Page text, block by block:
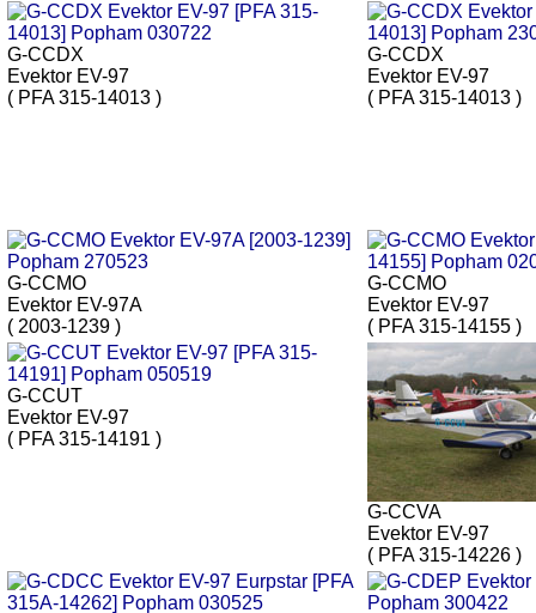
G-CCDX
Evektor EV-97
( PFA 315-14013 )
G-CCDX
Evektor EV-97
( PFA 315-14013 )
G-CCMO
Evektor EV-97A
( 2003-1239 )
G-CCMO
Evektor EV-97
( PFA 315-14155 )
G-CCUT
Evektor EV-97
( PFA 315-14191 )
G-CCVA
Evektor EV-97
( PFA 315-14226 )